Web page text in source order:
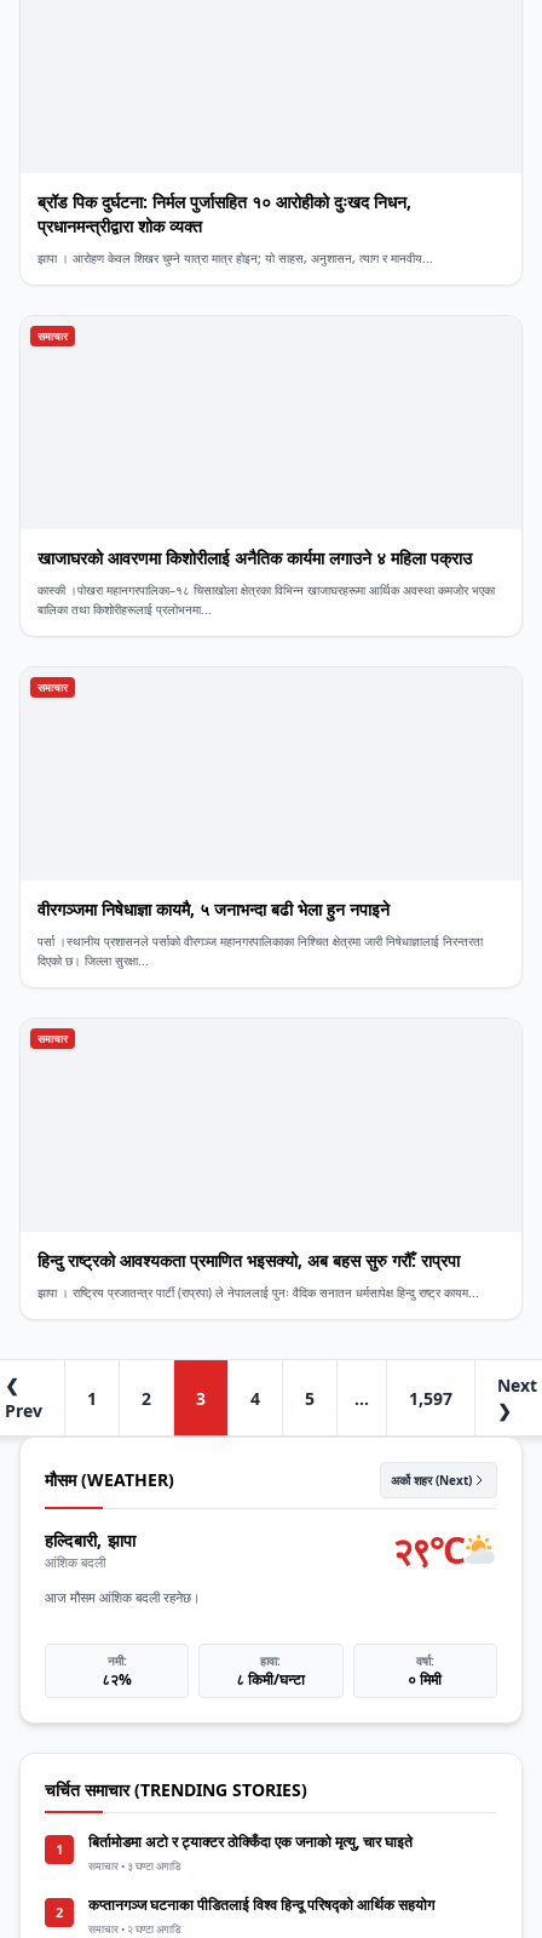
ब्रॉड पिक दुर्घटना: निर्मल पुर्जासहित १० आरोहीको दुःखद निधन,
प्रधानमन्त्रीद्वारा शोक व्यक्त
झापा । आरोहण केवल शिखर चुम्ने यात्रा मात्र होइन; यो साहस, अनुशासन, त्याग र मानवीय...
समाचार
खाजाघरको आवरणमा किशोरीलाई अनैतिक कार्यमा लगाउने ४ महिला पक्राउ
कास्की ।पोखरा महानगरपालिका–१८ चिसाखोला क्षेत्रका विभिन्न खाजाघरहरूमा आर्थिक अवस्था कमजोर भएका
बालिका तथा किशोरीहरूलाई प्रलोभनमा...
समाचार
वीरगञ्जमा निषेधाज्ञा कायमै, ५ जनाभन्दा बढी भेला हुन नपाइने
​पर्सा ।स्थानीय प्रशासनले पर्साको वीरगञ्ज महानगरपालिकाका निश्चित क्षेत्रमा जारी निषेधाज्ञालाई निरन्तरता
दिएको छ। जिल्ला सुरक्षा...
समाचार
हिन्दु राष्ट्रको आवश्यकता प्रमाणित भइसक्यो, अब बहस सुरु गरौँ: राप्रपा
झापा । राष्ट्रिय प्रजातन्त्र पार्टी (राप्रपा) ले नेपाललाई पुनः वैदिक सनातन धर्मसापेक्ष हिन्दु राष्ट्र कायम...
❮
Prev
1 2 3 4 5 … 1,597
Next
❯
मौसम (WEATHER) अर्को शहर (Next)
हल्दिबारी, झापा
आंशिक बदली २९°C
आज मौसम आंशिक बदली रहनेछ।
नमी:
८२%
हावा:
८ किमी/घन्टा
वर्षा:
० मिमी
चर्चित समाचार (TRENDING STORIES)
1 बिर्तामोडमा अटो र ट्याक्टर ठोक्किँदा एक जनाको मृत्यु, चार घाइते
समाचार • ३ घण्टा अगाडि
2 कप्तानगञ्ज घटनाका पीडितलाई विश्व हिन्दू परिषद्को आर्थिक सहयोग
समाचार • २ घण्टा अगाडि